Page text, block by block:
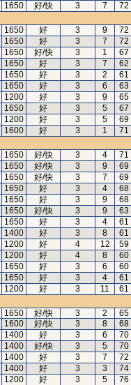
1650 好/快 3 7
72
1650 好 3 9
72
1650 好 3 7
72
1650 好/快 3 1
67
1650 好 3 7
62
1650 好 3 2
61
1650 好 3 6
63
1200 好 3 9
65
1650 好 3 5
67
1200 好 3 5
69
1600 好 3 1
71
1650 好/快 3 4
71
1650 好/快 3 9
69
1650 好/快 3 7
69
1650 好 3 4
68
1650 好 3 9
68
1650 好/快 3 9
63
1650 好 3 4
61
1400 好 3 8
61
1200 好 4 12
59
1200 好 4 8
60
1650 好 3 6
60
1650 好 3 4
61
1200 好 3 11
61
1650 好/快 3 2
65
1600 好/快 3 8
68
1400 好 3 6
70
1400 好/快 3 5
70
1400 好 3 7
72
1400 好 3 3
74
1200 好 3 5
76